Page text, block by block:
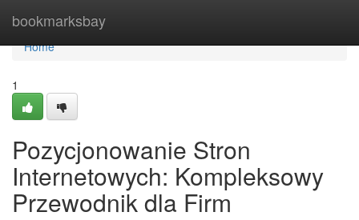
bookmarksbay
Home
Home
1
Pozycjonowanie Stron
Internetowych: Kompleksowy
Przewodnik dla Firm